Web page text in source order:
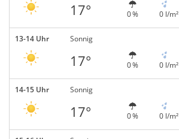
17° 0 % 0 l/m²
13-14 Uhr Sonnig
17° 0 % 0 l/m²
14-15 Uhr Sonnig
17° 0 % 0 l/m²